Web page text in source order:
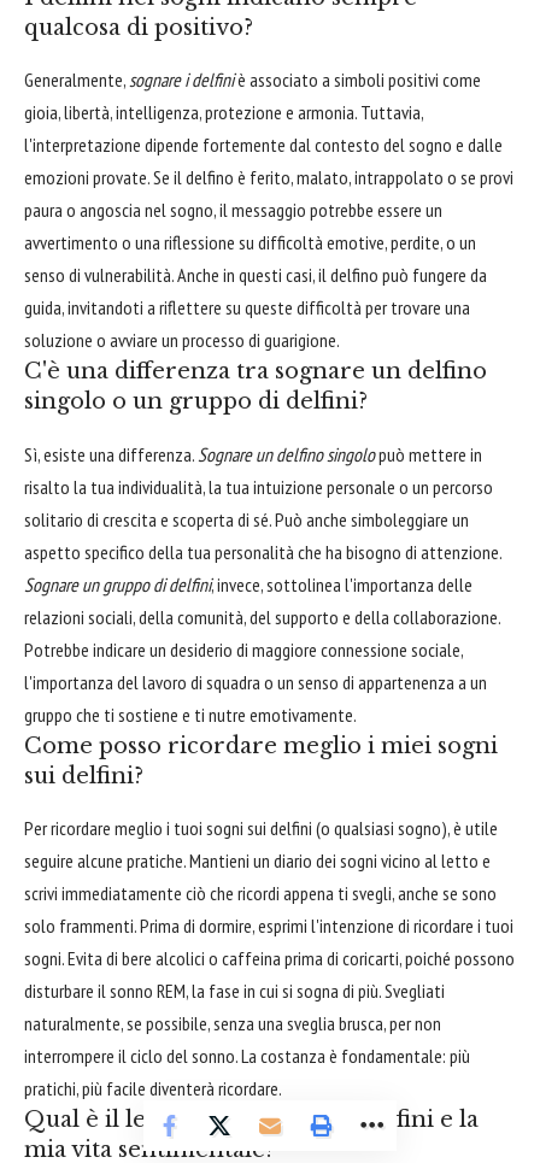
qualcosa di positivo?
Generalmente,sognare i delfiniè associato a simboli positivi come
gioia, libertà, intelligenza, protezione e armonia. Tuttavia,
l'interpretazione dipende fortemente dal contesto del sogno e dalle
emozioni provate. Se il delfino è ferito, malato, intrappolato o se provi
paura o angoscia nel sogno, il messaggio potrebbe essere un
avvertimento o una riflessione su difficoltà emotive, perdite, o un
senso di vulnerabilità. Anche in questi casi, il delfino può fungere da
guida, invitandoti a riflettere su queste difficoltà per trovare una
soluzione o avviare un processo di guarigione.
C'è una differenza tra sognare un delfino
singolo o un gruppo di delfini?
Sì, esiste una differenza. Sognare un delfino singolopuò mettere in
risalto la tua individualità, la tua intuizione personale o un percorso
solitario di crescita e scoperta di sé. Può anche simboleggiare un
aspetto specifico della tua personalità che ha bisogno di attenzione.
Sognare un gruppo di delfini, invece, sottolinea l'importanza delle
relazioni sociali, della comunità, del supporto e della collaborazione.
Potrebbe indicare un desiderio di maggiore connessione sociale,
l'importanza del lavoro di squadra o un senso di appartenenza a un
gruppo che ti sostiene e ti nutre emotivamente.
Come posso ricordare meglio i miei sogni
sui delfini?
Per ricordare meglio i tuoi sogni sui delfini (o qualsiasi sogno), è utile
seguire alcune pratiche. Mantieni un diario dei sogni vicino al letto e
scrivi immediatamente ciò che ricordi appena ti svegli, anche se sono
solo frammenti. Prima di dormire, esprimi l'intenzione di ricordare i tuoi
sogni. Evita di bere alcolici o caffeina prima di coricarti, poiché possono
disturbare il sonno REM, la fase in cui si sogna di più. Svegliati
naturalmente, se possibile, senza una sveglia brusca, per non
interrompere il ciclo del sonno. La costanza è fondamentale: più
pratichi, più facile diventerà ricordare.
Qual è il legame tra sognare i delfini e la
mia vita sentimentale?